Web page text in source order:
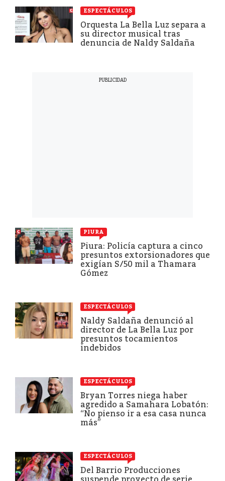
ESPECTÁCULOS
Orquesta La Bella Luz separa a
su director musical tras
denuncia de Naldy Saldaña
PIURA
Piura: Policía captura a cinco
presuntos extorsionadores que
exigían S/50 mil a Thamara
Gómez
ESPECTÁCULOS
Naldy Saldaña denunció al
director de La Bella Luz por
presuntos tocamientos
indebidos
ESPECTÁCULOS
Bryan Torres niega haber
agredido a Samahara Lobatón:
“No pienso ir a esa casa nunca
más”
ESPECTÁCULOS
Del Barrio Producciones
suspende proyecto de serie